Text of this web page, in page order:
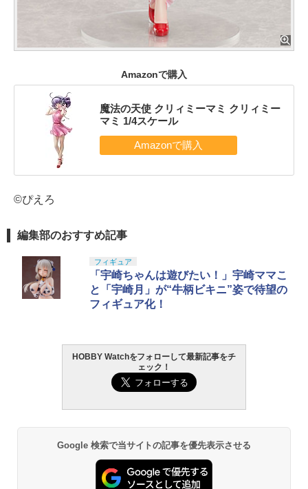
Amazonで購入
魔法の天使 クリィミーマミ クリィミー
マミ 1/4スケール
©ぴえろ
編集部のおすすめ記事
フィギュア
「宇崎ちゃんは遊びたい！」宇崎ママこ
と「宇崎月」が“牛柄ビキニ”姿で待望の
フィギュア化！
HOBBY Watchをフォローして最新記事をチ
ェック！
Google 検索で当サイトの記事を優先表示させる